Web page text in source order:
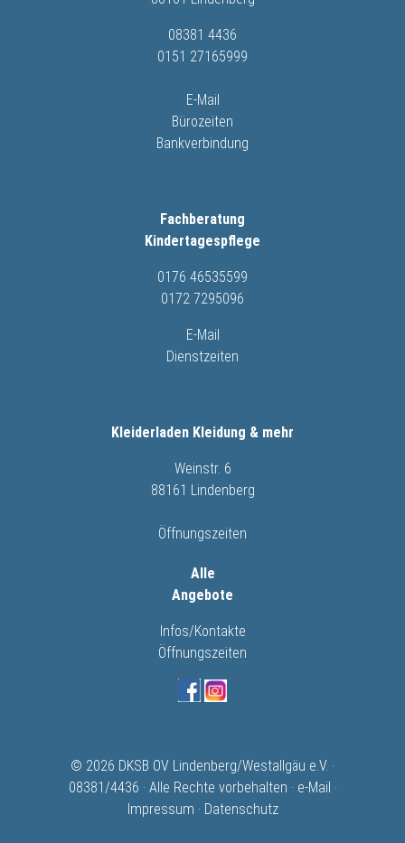
08381 4436
0151 27165999
E-Mail
Bürozeiten
Bankverbindung
Fachberatung
Kindertagespflege
0176 46535599
0172 7295096
E-Mail
Dienstzeiten
Kleiderladen Kleidung & mehr
Weinstr. 6
88161 Lindenberg
Öffnungszeiten
Alle
Angebote
Infos/Kontakte
Öffnungszeiten
© 2026 DKSB OV Lindenberg/Westallgäu e.V. ·
08381/4436 · Alle Rechte vorbehalten · e-Mail ·
Impressum · Datenschutz